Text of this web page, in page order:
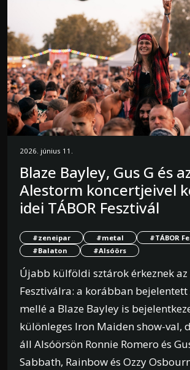
2026. június 11.
Blaze Bayley, Gus G és
Alestorm koncertjeivel
idei TÁBOR Fesztivál
#zeneipar #metal
#TÁBOR
#Balaton
#Alsóörs
Újabb külföldi sztárok érkeznek az
Fesztiválra: a korábban
mellé a Blaze Bayley is
különleges Iron Maiden show-val,
áll Alsóörsön Ronnie Romero és
Sabbath, Rainbow és Ozzy